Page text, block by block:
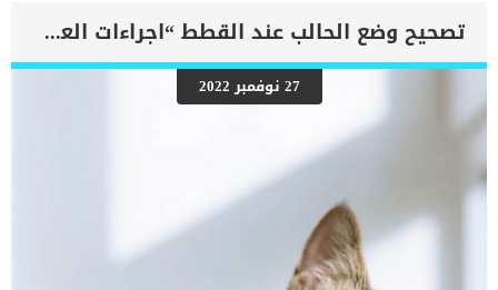
اعراض وعلامات تضخم القلب عند الكلاب فى هذا المقال سنطلعك على
بعض العلامات التي تشير إلى أن كلبك قد اقترب من مرحلة يحتافيها إلى
رعاية المسنين أو قد تفكر في القتل الرحيم. يمكننا اختصار هذه العلامات
على شكل مجموعة من المراحل التى يتدرجها الكلب الى ان يصل الى
النهاية. اهم علامات وفاة الكلاب بسبب قصور القلب الاحتقانى كما ذكرنا
ستكون هذه العلامات عبارة عن مراحل متدرجة الى المرحلة الاخيرة وهى
الوفاة. _المرحلة الاولى, تظهر ان الكلب معرض لخطر الإصابة بسرطان
القلب ، ولكن ليس لديه أعراض ولا تغييرات في القلب. _المرحلة
الثانية,يعاني الكلب […]
تصحيح وضع الحالب عند القطط “اجراءات العملية”
27 نوفمبر 2022